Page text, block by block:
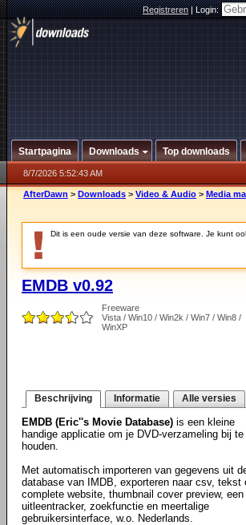
Registreren|Login:
Startpagina Downloads Top downloads
8/7/2026 5:52:43 AM
AfterDawn > Downloads > Video & Audio > Media
Dit is een oude versie van deze software. Je kunt
EMDB v0.92
Freeware
Vista / Win10 / Win2k / Win7 / Win8 /
WinXP
Beschrijving Informatie Alle versies
EMDB (Eric''s Movie Database) is een kleine
handige applicatie om je DVD-verzameling bij te
houden.
Met automatisch importeren van gegevens uit
database van IMDB, exporteren naar csv, tekst
complete website, thumbnail cover preview, een
uitleentracker, zoekfunctie en meertalige
gebruikersinterface, w.o. Nederlands.